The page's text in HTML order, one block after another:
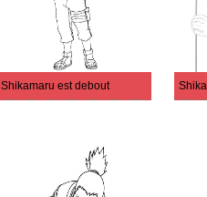
Shikamaru est debout